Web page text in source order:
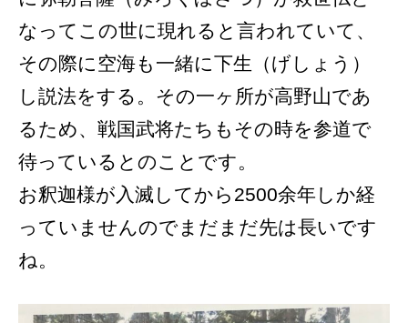
なってこの世に現れると言われていて、
その際に空海も一緒に下生（げしょう）
し説法をする。その一ヶ所が高野山であ
るため、戦国武将たちもその時を参道で
待っているとのことです。
お釈迦様が入滅してから2500余年しか経
っていませんのでまだまだ先は長いです
ね。